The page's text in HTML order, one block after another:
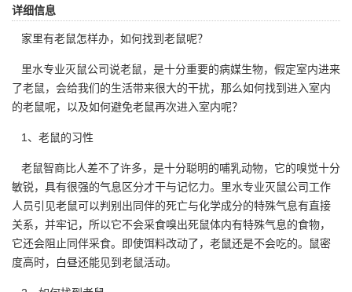
详细信息
家里有老鼠怎样办，如何找到老鼠呢？
里水专业灭鼠公司说老鼠，是十分重要的病媒生物，假定室内进来
了老鼠，会给我们的生活带来很大的干扰，那么如何找到进入室内
的老鼠呢，以及如何避免老鼠再次进入室内呢？
1、老鼠的习性
老鼠智商比人差不了许多，是十分聪明的哺乳动物，它的嗅觉十分
敏锐，具有很强的气息区分才干与记忆力。里水专业灭鼠公司工作
人员引见老鼠可以判别出同伴的死亡与化学成分的特殊气息有直接
关系，并牢记，所以它不会采食嗅出死鼠体内有特殊气息的食物，
它还会阻止同伴采食。即使饵料改动了，老鼠还是不会吃的。鼠密
度高时，白昼还能见到老鼠活动。